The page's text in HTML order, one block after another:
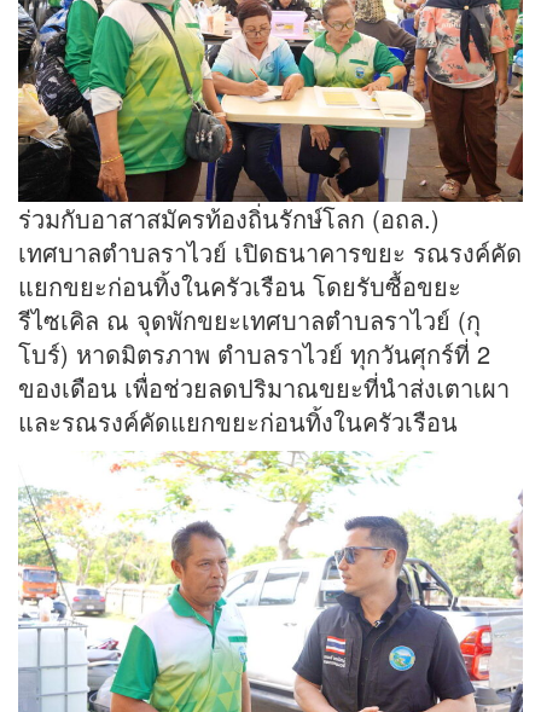
ร่วมกับอาสาสมัครท้องถิ่นรักษ์โลก (อถล.)
เทศบาลตำบลราไวย์ เปิดธนาคารขยะ รณรงค์คัด
แยกขยะก่อนทิ้งในครัวเรือน โดยรับซื้อขยะ
รีไซเคิล ณ จุดพักขยะเทศบาลตำบลราไวย์ (กุ
โบร์) หาดมิตรภาพ ตำบลราไวย์ ทุกวันศุกร์ที่ 2
ของเดือน เพื่อช่วยลดปริมาณขยะที่นำส่งเตาเผา
และรณรงค์คัดแยกขยะก่อนทิ้งในครัวเรือน